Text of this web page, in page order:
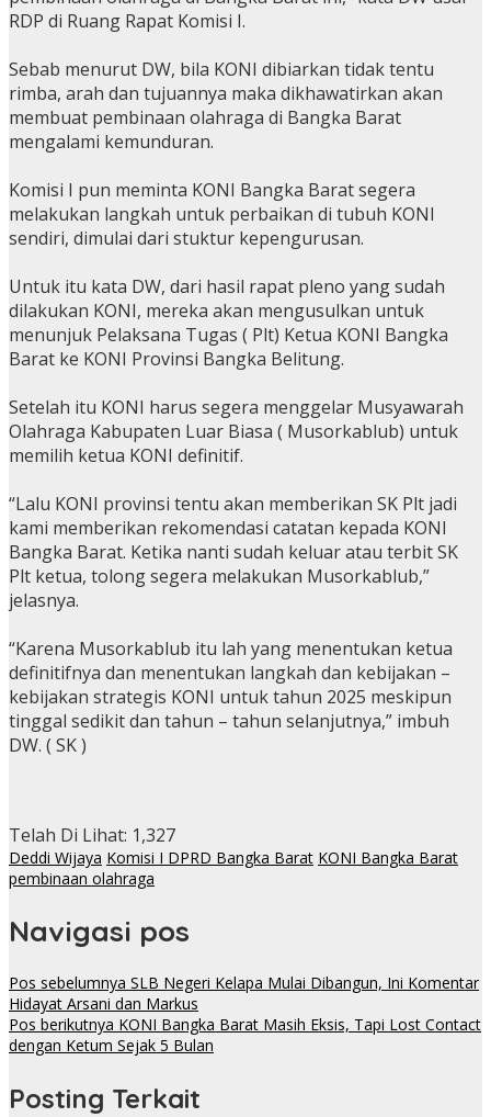
RDP di Ruang Rapat Komisi I.
Sebab menurut DW, bila KONI dibiarkan tidak tentu
rimba, arah dan tujuannya maka dikhawatirkan akan
membuat pembinaan olahraga di Bangka Barat
mengalami kemunduran.
Komisi I pun meminta KONI Bangka Barat segera
melakukan langkah untuk perbaikan di tubuh KONI
sendiri, dimulai dari stuktur kepengurusan.
Untuk itu kata DW, dari hasil rapat pleno yang sudah
dilakukan KONI, mereka akan mengusulkan untuk
menunjuk Pelaksana Tugas ( Plt) Ketua KONI Bangka
Barat ke KONI Provinsi Bangka Belitung.
Setelah itu KONI harus segera menggelar Musyawarah
Olahraga Kabupaten Luar Biasa ( Musorkablub) untuk
memilih ketua KONI definitif.
“Lalu KONI provinsi tentu akan memberikan SK Plt jadi
kami memberikan rekomendasi catatan kepada KONI
Bangka Barat. Ketika nanti sudah keluar atau terbit SK
Plt ketua, tolong segera melakukan Musorkablub,”
jelasnya.
“Karena Musorkablub itu lah yang menentukan ketua
definitifnya dan menentukan langkah dan kebijakan –
kebijakan strategis KONI untuk tahun 2025 meskipun
tinggal sedikit dan tahun – tahun selanjutnya,” imbuh
DW. ( SK )
Telah Di Lihat: 1,327
Deddi Wijaya Komisi I DPRD Bangka Barat KONI Bangka Barat
pembinaan olahraga
Navigasi pos
Pos sebelumnya SLB Negeri Kelapa Mulai Dibangun, Ini Komentar
Hidayat Arsani dan Markus
Pos berikutnya KONI Bangka Barat Masih Eksis, Tapi Lost Contact
dengan Ketum Sejak 5 Bulan
Posting Terkait